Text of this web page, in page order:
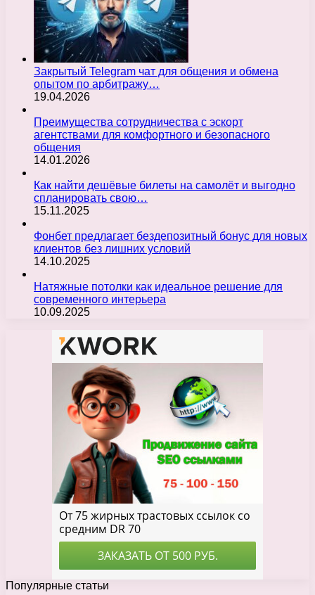
Закрытый Telegram чат для общения и обмена
опытом по арбитражу…
19.04.2026
Преимущества сотрудничества с эскорт
агентствами для комфортного и безопасного
общения
14.01.2026
Как найти дешёвые билеты на самолёт и выгодно
спланировать свою…
15.11.2025
Фонбет предлагает бездепозитный бонус для новых
клиентов без лишних условий
14.10.2025
Натяжные потолки как идеальное решение для
современного интерьера
10.09.2025
Популярные статьи